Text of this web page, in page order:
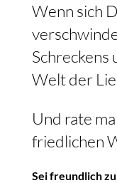
Wenn sich
Schreckens
Welt der
Und rate
friedlichen
Sei freundlich